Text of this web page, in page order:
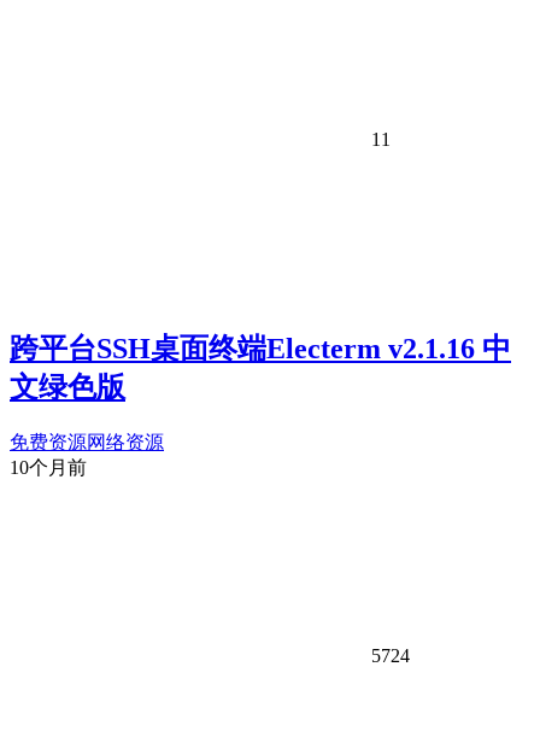
11
跨平台SSH桌面终端Electerm v2.1.16 中
文绿色版
免费资源网络资源
10个月前
5724